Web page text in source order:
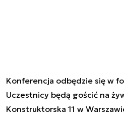
Konferencja odbędzie się w
Uczestnicy będą gościć na
Konstruktorska 11 w